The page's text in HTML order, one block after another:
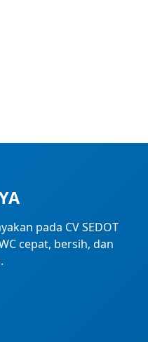
pada CV SEDOT
cepat, bersih, dan